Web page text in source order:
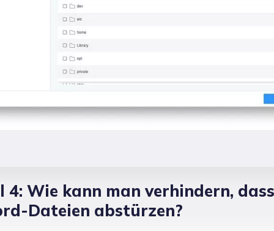
4: Wie kann man verhindern, dass
Dateien abstürzen?